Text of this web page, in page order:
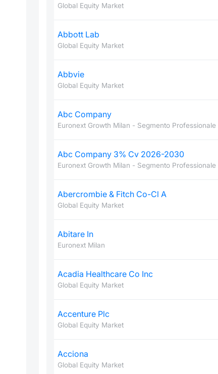
Global Equity Market
Abbott Lab
Global Equity Market
Abbvie
Global Equity Market
Abc Company
Euronext Growth Milan - Segmento Professionale
Abc Company 3% Cv 2026-2030
Euronext Growth Milan - Segmento Professionale
Abercrombie & Fitch Co-Cl A
Global Equity Market
Abitare In
Euronext Milan
Acadia Healthcare Co Inc
Global Equity Market
Accenture Plc
Global Equity Market
Acciona
Global Equity Market